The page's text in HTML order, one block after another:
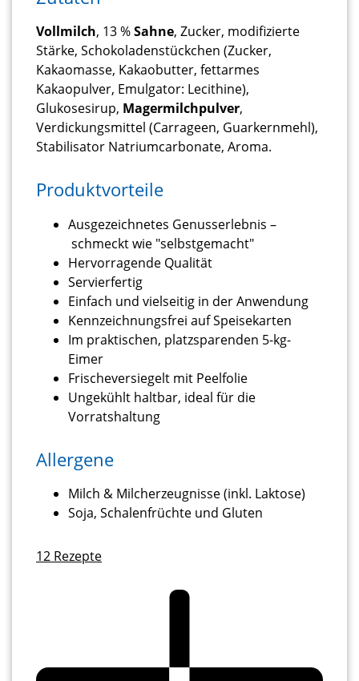
Vollmilch, 13 %Sahne, Zucker, modifizierte
Stärke, Schokoladenstückchen (Zucker,
Kakaomasse, Kakaobutter, fettarmes
Kakaopulver, Emulgator: Lecithine),
Glukosesirup, Magermilchpulver,
Verdickungsmittel (Carrageen, Guarkernmehl),
Stabilisator Natriumcarbonate, Aroma.
Produktvorteile
Ausgezeichnetes Genusserlebnis –
schmeckt wie "selbstgemacht"
Hervorragende Qualität
Servierfertig
Einfach und vielseitig in der Anwendung
Kennzeichnungsfrei auf Speisekarten
Im praktischen, platzsparenden 5-kg-
Eimer
Frischeversiegelt mit Peelfolie
Ungekühlt haltbar, ideal für die
Vorratshaltung
Allergene
Milch & Milcherzeugnisse (inkl. Laktose)
Soja, Schalenfrüchte und Gluten
12 Rezepte